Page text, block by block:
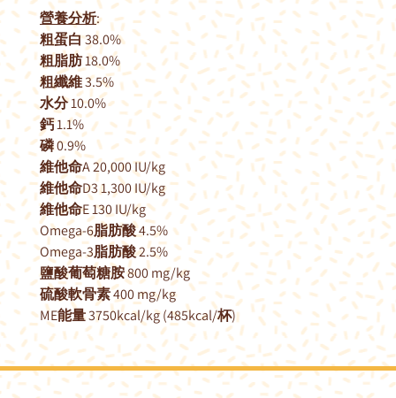
營養分析:
粗蛋白 38.0%
粗脂肪 18.0%
粗纖維 3.5%
水分 10.0%
鈣 1.1%
磷 0.9%
維他命A 20,000 IU/kg
維他命D3 1,300 IU/kg
維他命E 130 IU/kg
Omega-6脂肪酸 4.5%
Omega-3脂肪酸 2.5%
鹽酸葡萄糖胺 800 mg/kg
硫酸軟骨素 400 mg/kg
ME能量 3750kcal/kg (485kcal/杯)